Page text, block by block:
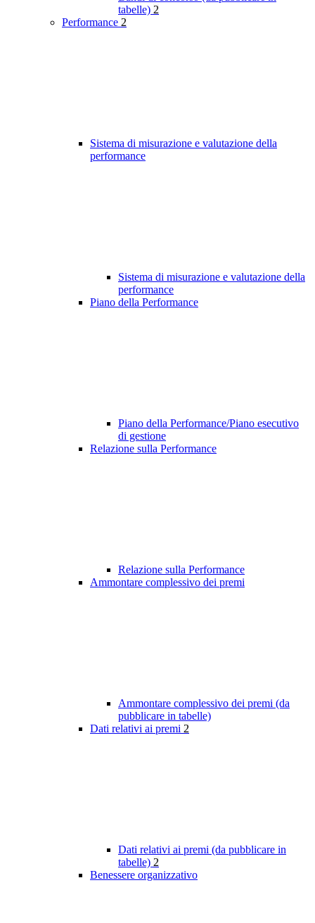
tabelle) 2
Performance 2
Sistema di misurazione e valutazione della
performance
Sistema di misurazione e valutazione della
performance
Piano della Performance
Piano della Performance/Piano esecutivo
di gestione
Relazione sulla Performance
Relazione sulla Performance
Ammontare complessivo dei premi
Ammontare complessivo dei premi (da
pubblicare in tabelle)
Dati relativi ai premi 2
Dati relativi ai premi (da pubblicare in
tabelle) 2
Benessere organizzativo